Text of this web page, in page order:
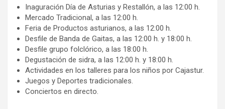
Inaguración Día de Asturias y Restallón, a las 12:00 h.
Mercado Tradicional, a las 12:00 h.
Feria de Productos asturianos, a las 12:00 h.
Desfile de Banda de Gaitas, a las 12:00 h. y 18:00 h.
Desfile grupo folclórico, a las 18:00 h.
Degustación de sidra, a las 12:00 h. y 18:00 h.
Actividades en los talleres para los niños por Cajastur.
Juegos y Deportes tradicionales.
Conciertos en directo.